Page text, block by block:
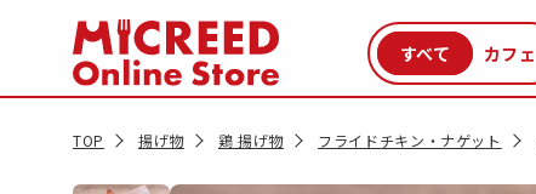
TOP 揚げ物 鶏 揚げ物 フライドチキン・ナゲット